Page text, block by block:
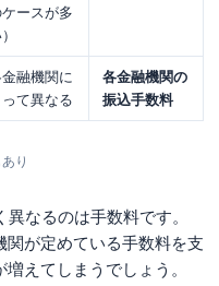
ースが多
融機関に
って異なる
各金融機関の
振込手数料
り
なるのは手数料です。
が定めている手数料を支
えてしまうでしょう。